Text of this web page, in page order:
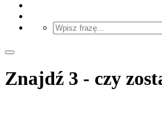
Znajdź 3 - czy